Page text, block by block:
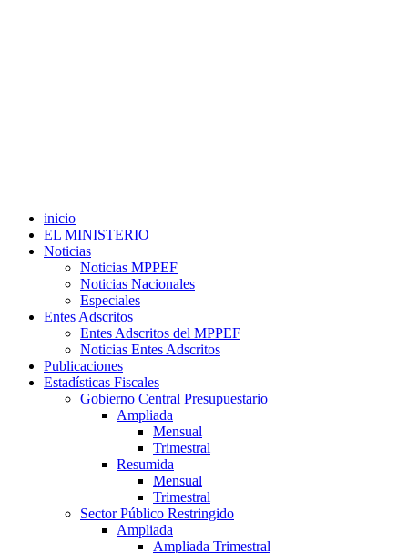
inicio
EL MINISTERIO
Noticias
Noticias MPPEF
Noticias Nacionales
Especiales
Entes Adscritos
Entes Adscritos del MPPEF
Noticias Entes Adscritos
Publicaciones
Estadísticas Fiscales
Gobierno Central Presupuestario
Ampliada
Mensual
Trimestral
Resumida
Mensual
Trimestral
Sector Público Restringido
Ampliada
Ampliada Trimestral